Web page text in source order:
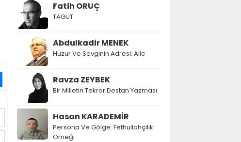
Fatih ORUÇ
TAGUT
Abdulkadir MENEK
Huzur Ve Sevginin Adresi: Aile
Ravza ZEYBEK
Bir Milletin Tekrar Destan Yazması
Hasan KARADEMİR
Persona Ve Gölge: Fethullahçilik
Örneği